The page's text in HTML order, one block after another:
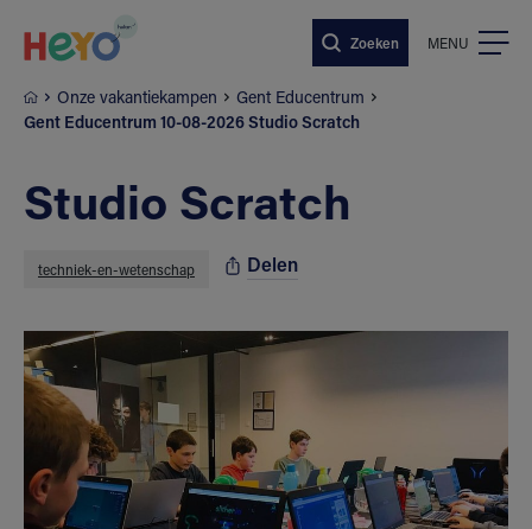
Zoeken MENU
Onze vakantiekampen
Gent Educentrum
Gent Educentrum 10-08-2026 Studio Scratch
Studio Scratch
techniek-en-wetenschap Delen